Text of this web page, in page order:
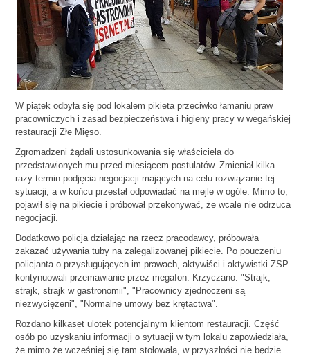
W piątek odbyła się pod lokalem pikieta przeciwko łamaniu praw
pracowniczych i zasad bezpieczeństwa i higieny pracy w wegańskiej
restauracji Złe Mięso.
Zgromadzeni żądali ustosunkowania się właściciela do
przedstawionych mu przed miesiącem postulatów. Zmieniał kilka
razy termin podjęcia negocjacji mających na celu rozwiązanie tej
sytuacji, a w końcu przestał odpowiadać na mejle w ogóle. Mimo to,
pojawił się na pikiecie i próbował przekonywać, że wcale nie odrzuca
negocjacji.
Dodatkowo policja działając na rzecz pracodawcy, próbowała
zakazać używania tuby na zalegalizowanej pikiecie. Po pouczeniu
policjanta o przysługujących im prawach, aktywiści i aktywistki ZSP
kontynuowali przemawianie przez megafon. Krzyczano: "Strajk,
strajk, strajk w gastronomii", "Pracownicy zjednoczeni są
niezwyciężeni", "Normalne umowy bez krętactwa".
Rozdano kilkaset ulotek potencjalnym klientom restauracji. Część
osób po uzyskaniu informacji o sytuacji w tym lokalu zapowiedziała,
że mimo że wcześniej się tam stołowała, w przyszłości nie będzie